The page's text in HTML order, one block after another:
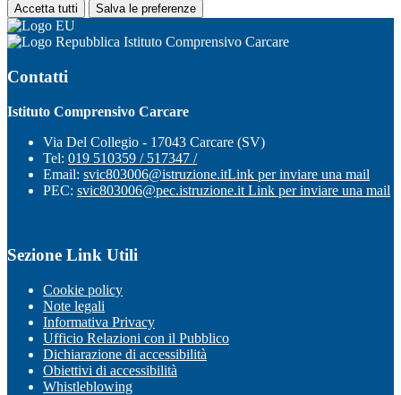
Accetta tutti Salva le preferenze
Istituto Comprensivo Carcare
Contatti
Istituto Comprensivo Carcare
Via Del Collegio - 17043 Carcare (SV)
Tel: 019 510359 / 517347 /
Email: svic803006@istruzione.itLink per inviare una mail
PEC: svic803006@pec.istruzione.it Link per inviare una mail
Sezione Link Utili
Cookie policy
Note legali
Informativa Privacy
Ufficio Relazioni con il Pubblico
Dichiarazione di accessibilità
Obiettivi di accessibilità
Whistleblowing